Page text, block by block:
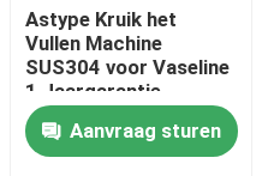
Astype Kruik het
Vullen Machine
SUS304 voor Vaseline
1 Jaargarantie
Aanvraag sturen